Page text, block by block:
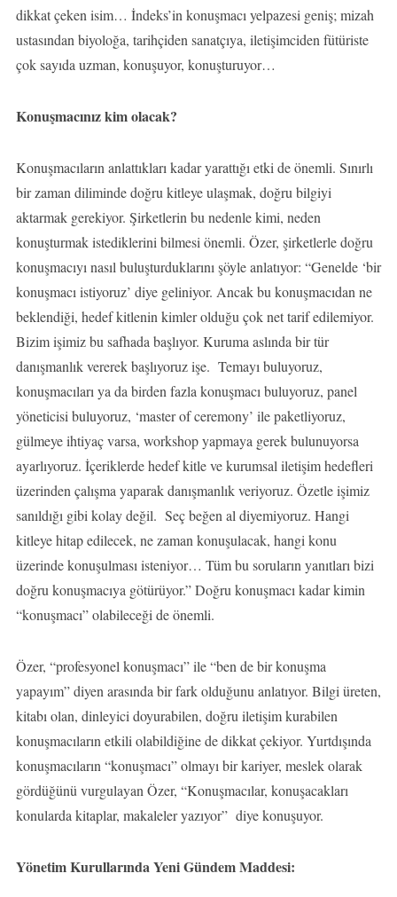
dikkat çeken isim… İndeks’in konuşmacı yelpazesi geniş; mizah
ustasından biyoloğa, tarihçiden sanatçıya, iletişimciden fütüriste
çok sayıda uzman, konuşuyor, konuşturuyor…
Konuşmacınız kim olacak?
Konuşmacıların anlattıkları kadar yarattığı etki de önemli. Sınırlı
bir zaman diliminde doğru kitleye ulaşmak, doğru bilgiyi
aktarmak gerekiyor. Şirketlerin bu nedenle kimi, neden
konuşturmak istediklerini bilmesi önemli. Özer, şirketlerle doğru
konuşmacıyı nasıl buluşturduklarını şöyle anlatıyor: “Genelde ‘bir
konuşmacı istiyoruz’ diye geliniyor. Ancak bu konuşmacıdan ne
beklendiği, hedef kitlenin kimler olduğu çok net tarif edilemiyor.
Bizim işimiz bu safhada başlıyor. Kuruma aslında bir tür
danışmanlık vererek başlıyoruz işe. Temayı buluyoruz,
konuşmacıları ya da birden fazla konuşmacı buluyoruz, panel
yöneticisi buluyoruz, ‘master of ceremony’ ile paketliyoruz,
gülmeye ihtiyaç varsa, workshop yapmaya gerek bulunuyorsa
ayarlıyoruz. İçeriklerde hedef kitle ve kurumsal iletişim hedefleri
üzerinden çalışma yaparak danışmanlık veriyoruz. Özetle işimiz
sanıldığı gibi kolay değil. Seç beğen al diyemiyoruz. Hangi
kitleye hitap edilecek, ne zaman konuşulacak, hangi konu
üzerinde konuşulması isteniyor… Tüm bu soruların yanıtları bizi
doğru konuşmacıya götürüyor.” Doğru konuşmacı kadar kimin
“konuşmacı” olabileceği de önemli.
Özer, “profesyonel konuşmacı” ile “ben de bir konuşma
yapayım” diyen arasında bir fark olduğunu anlatıyor. Bilgi üreten,
kitabı olan, dinleyici doyurabilen, doğru iletişim kurabilen
konuşmacıların etkili olabildiğine de dikkat çekiyor. Yurtdışında
konuşmacıların “konuşmacı” olmayı bir kariyer, meslek olarak
gördüğünü vurgulayan Özer, “Konuşmacılar, konuşacakları
konularda kitaplar, makaleler yazıyor” diye konuşuyor.
Yönetim Kurullarında Yeni Gündem Maddesi: